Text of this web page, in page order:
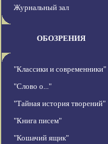
Журнальный зал
ОБОЗРЕНИЯ
"Классики и современники"
"Слово о..."
"Тайная история творений"
"Книга писем"
"Кошачий ящик"